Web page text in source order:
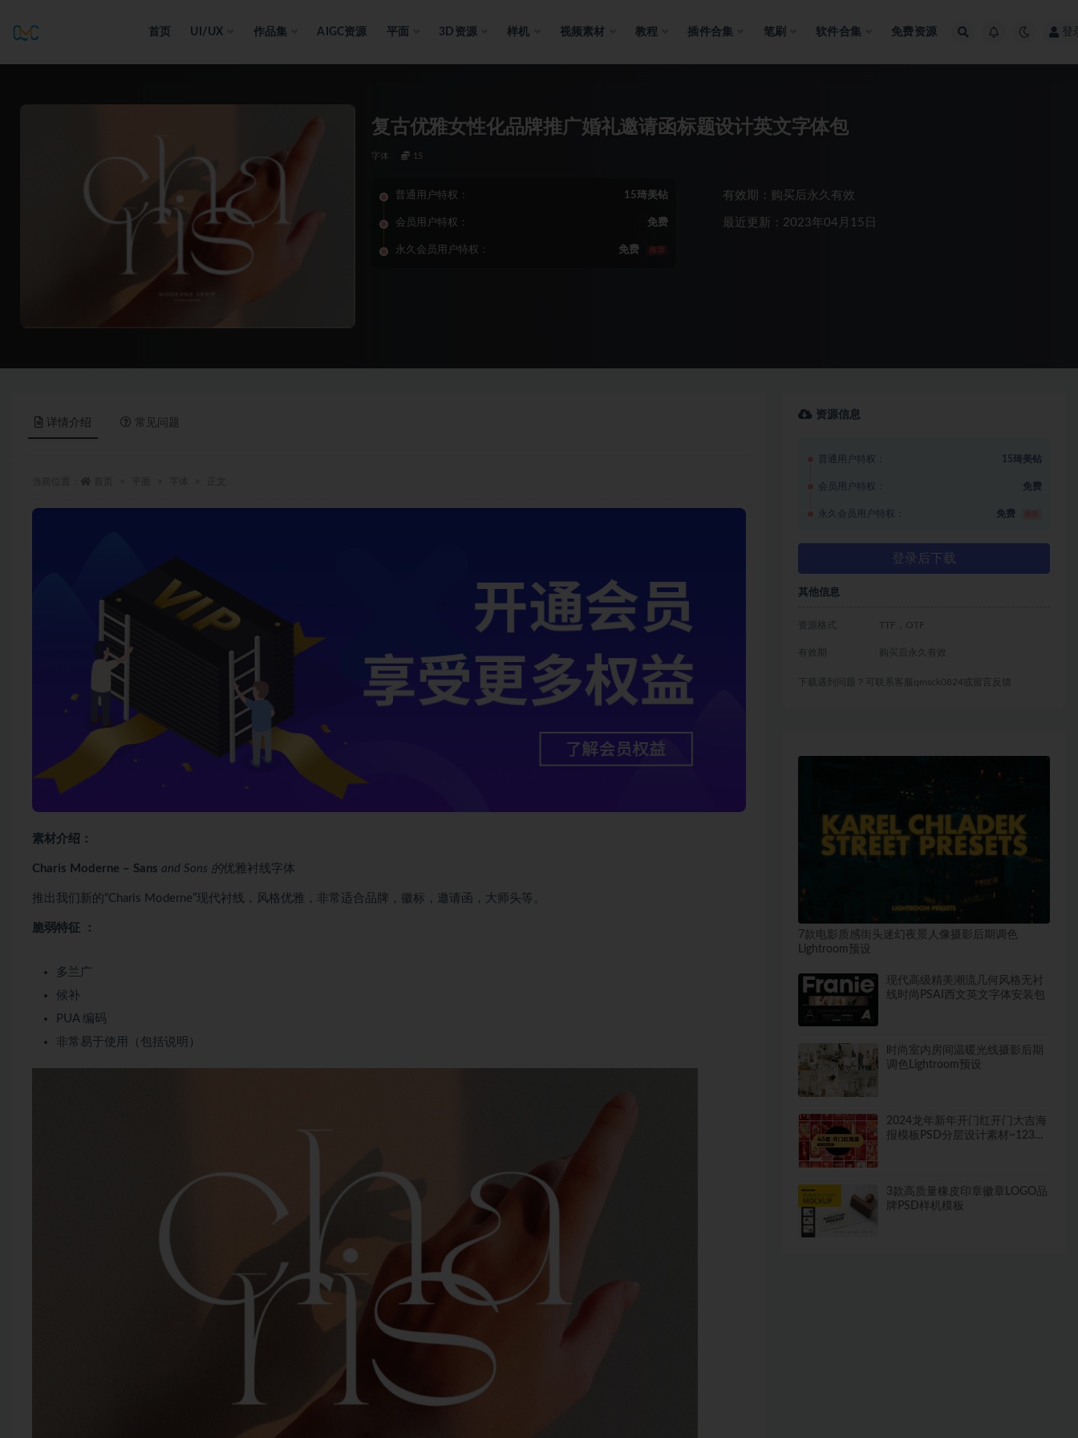
首页 UI/UX 作品集 AIGC资源 平面 3D资源 样机 视频素材 教程 插件合集 笔刷 软件合集 免费资源 登
复古优雅女性化品牌推广婚礼邀请函标题设计英文字体包
字体 15
普通用户特权： 15琦美钻
会员用户特权： 免费
永久会员用户特权： 免费 推荐
有效期：购买后永久有效
最近更新：2023年04月15日
详情介绍 常见问题
素材介绍：
Charis Moderne – Sans and Sons 的优雅衬线字体
推出我们新的“Charis Moderne”现代衬线，风格优雅，非常适合品牌，徽标，邀请函，大师头等。
脆弱特征 ：
多兰广
候补
PUA 编码
非常易于使用（包括说明）
资源信息
普通用户特权： 15琦美钻
会员用户特权： 免费
永久会员用户特权： 免费
登录后下载
其他信息
资源格式 TTF，OTF
有效期 购买后永久有效
下载遇到问题？可联系客服qmsck0824或留言反馈
7款电影质感街头迷幻夜景人像摄影后期调色
Lightroom预设
现代高级精美潮流几何风格无衬
线时尚PSAI西文英文字体安装包
时尚室内房间温暖光线摄影后期
调色Lightroom预设
2024龙年新年开门红开门大吉海
报模板PSD分层设计素材~1232
3款高质量橡皮印章徽章LOGO品
牌PSD样机模板